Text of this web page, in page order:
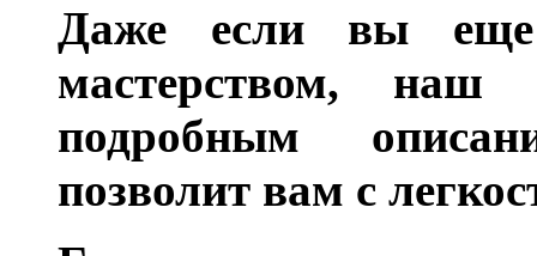
Даже если вы еще
мастерством,
подробным
позволит вам с